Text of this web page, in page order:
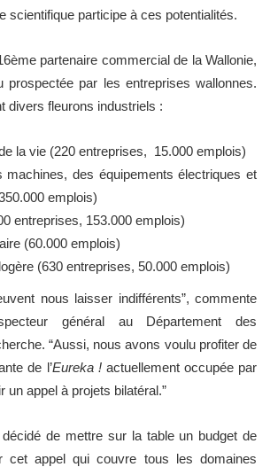
scientifique participe à ces potentialités.
partenaire commercial de la Wallonie,
prospectée par les entreprises wallonnes.
divers fleurons industriels :
la vie (220 entreprises, 15.000 emplois)
machines, des équipements électriques et
emplois)
entreprises, 153.000 emplois)
(60.000 emplois)
(630 entreprises, 50.000 emplois)
nous laisser indifférents”, commente
général au Département des
“Aussi, nous avons voulu profiter de
de l’Eureka ! actuellement occupée par
un appel à projets bilatéral.”
de mettre sur la table un budget de
cet appel qui couvre tous les domaines